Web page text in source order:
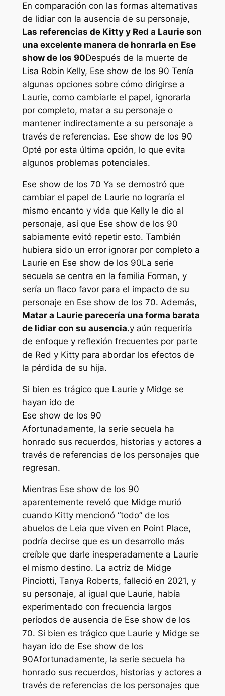
En comparación con las formas alternativas
de lidiar con la ausencia de su personaje,
Las referencias de Kitty y Red a Laurie son
una excelente manera de honrarla en Ese
show de los 90Después de la muerte de
Lisa Robin Kelly, Ese show de los 90 Tenía
algunas opciones sobre cómo dirigirse a
Laurie, como cambiarle el papel, ignorarla
por completo, matar a su personaje o
mantener indirectamente a su personaje a
través de referencias. Ese show de los 90
Opté por esta última opción, lo que evita
algunos problemas potenciales.
Ese show de los 70 Ya se demostró que
cambiar el papel de Laurie no lograría el
mismo encanto y vida que Kelly le dio al
personaje, así que Ese show de los 90
sabiamente evitó repetir esto. También
hubiera sido un error ignorar por completo a
Laurie en Ese show de los 90La serie
secuela se centra en la familia Forman, y
sería un flaco favor para el impacto de su
personaje en Ese show de los 70. Además,
Matar a Laurie parecería una forma barata
de lidiar con su ausencia.y aún requeriría
de enfoque y reflexión frecuentes por parte
de Red y Kitty para abordar los efectos de
la pérdida de su hija.
Si bien es trágico que Laurie y Midge se
hayan ido de
Ese show de los 90
Afortunadamente, la serie secuela ha
honrado sus recuerdos, historias y actores a
través de referencias de los personajes que
regresan.
Mientras Ese show de los 90
aparentemente reveló que Midge murió
cuando Kitty mencionó “todo” de los
abuelos de Leia que viven en Point Place,
podría decirse que es un desarrollo más
creíble que darle inesperadamente a Laurie
el mismo destino. La actriz de Midge
Pinciotti, Tanya Roberts, falleció en 2021, y
su personaje, al igual que Laurie, había
experimentado con frecuencia largos
períodos de ausencia de Ese show de los
70. Si bien es trágico que Laurie y Midge se
hayan ido de Ese show de los
90Afortunadamente, la serie secuela ha
honrado sus recuerdos, historias y actores a
través de referencias de los personajes que